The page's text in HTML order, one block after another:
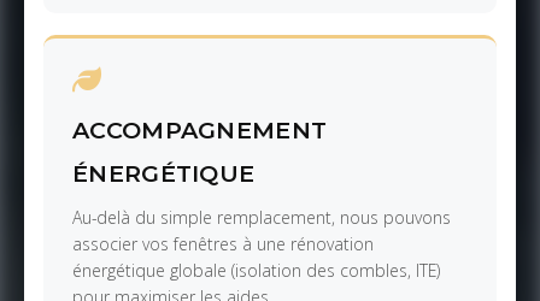
ACCOMPAGNEMENT
ÉNERGÉTIQUE
Au-delà du simple remplacement, nous pouvons
associer vos fenêtres à une rénovation
énergétique globale (isolation des combles, ITE)